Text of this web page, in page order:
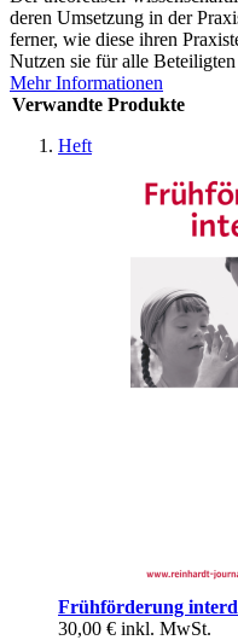
deren Umsetzung in der
ferner, wie diese ihren
Nutzen sie für alle
Mehr Informationen
Verwandte Produkte
Heft
Frühförderung
30,00 € inkl. MwSt.